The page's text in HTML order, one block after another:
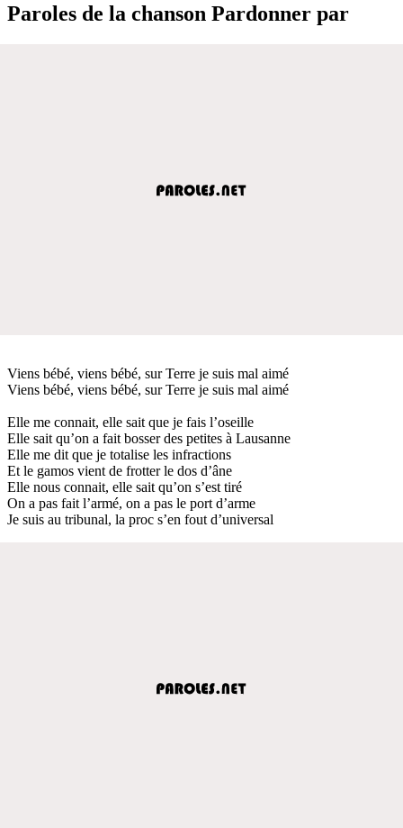
Paroles de la chanson Pardonner par
Viens bébé, viens bébé, sur Terre je suis mal aimé
Viens bébé, viens bébé, sur Terre je suis mal aimé
Elle me connait, elle sait que je fais l’oseille
Elle sait qu’on a fait bosser des petites à Lausanne
Elle me dit que je totalise les infractions
Et le gamos vient de frotter le dos d’âne
Elle nous connait, elle sait qu’on s’est tiré
On a pas fait l’armé, on a pas le port d’arme
Je suis au tribunal, la proc s’en fout d’universal